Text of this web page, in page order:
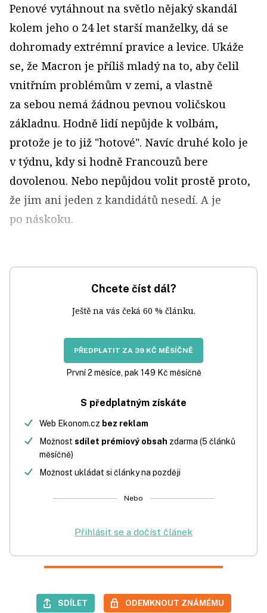
Penové vytáhnout na světlo nějaký skandál
kolem jeho o 24 let starší manželky, dá se
dohromady extrémní pravice a levice. Ukáže
se, že Macron je příliš mladý na to, aby čelil
vnitřním problémům v zemi, a vlastně
za sebou nemá žádnou pevnou voličskou
základnu. Hodně lidí nepůjde k volbám,
protože je to již "hotové". Navíc druhé kolo je
v týdnu, kdy si hodně Francouzů bere
dovolenou. Nebo nepůjdou volit prostě proto,
že jim ani jeden z kandidátů nesedí. A je
po náskoku.
Chcete číst dál?
Ještě na vás čeká 60 % článku.
PŘEDPLATIT ZA 39 KČ MĚSÍČNĚ
První 2 měsíce, pak 149 Kč měsíčně
S předplatným získáte
Web Ekonom.cz bez reklam
Možnost sdílet prémiový obsah zdarma (5 článků
měsíčně)
Možnost ukládat si články na později
Nebo
Přihlásit se a dočíst článek
SDÍLET ODEMKNOUT ZNÁMÉMU